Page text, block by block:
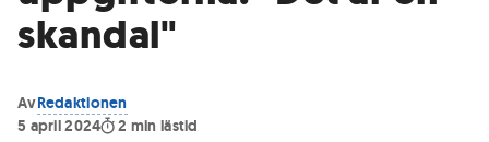
skandal"
AvRedaktionen
5 april 2024
2 min lästid